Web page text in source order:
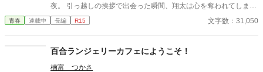
夜。 引っ越しの挨拶で出会った瞬間、翔太は心を奪われてしま
う。 偶然にもアルバイト先のスーパーで再会した彼女は、翔太を
すぐに採用し、温かく仕事を教えてくれる存在だった。 ある日の
紗夜の部屋でご飯をご馳走になるほど親密に。 優しくて穏やかで
――その色気に触れるたび、翔太の心は揺れていく。 大人の女性
と大学生、甘くちょっぴり刺激的な同居生活（？）がはじまる。
青春 連載中 長編 R15 文字数：31,050
百合ランジェリーカフェにようこそ！
楠富 つかさ